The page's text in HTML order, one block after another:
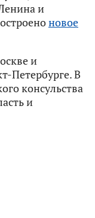
и
новое
и
Петербурге. В
консульства
и